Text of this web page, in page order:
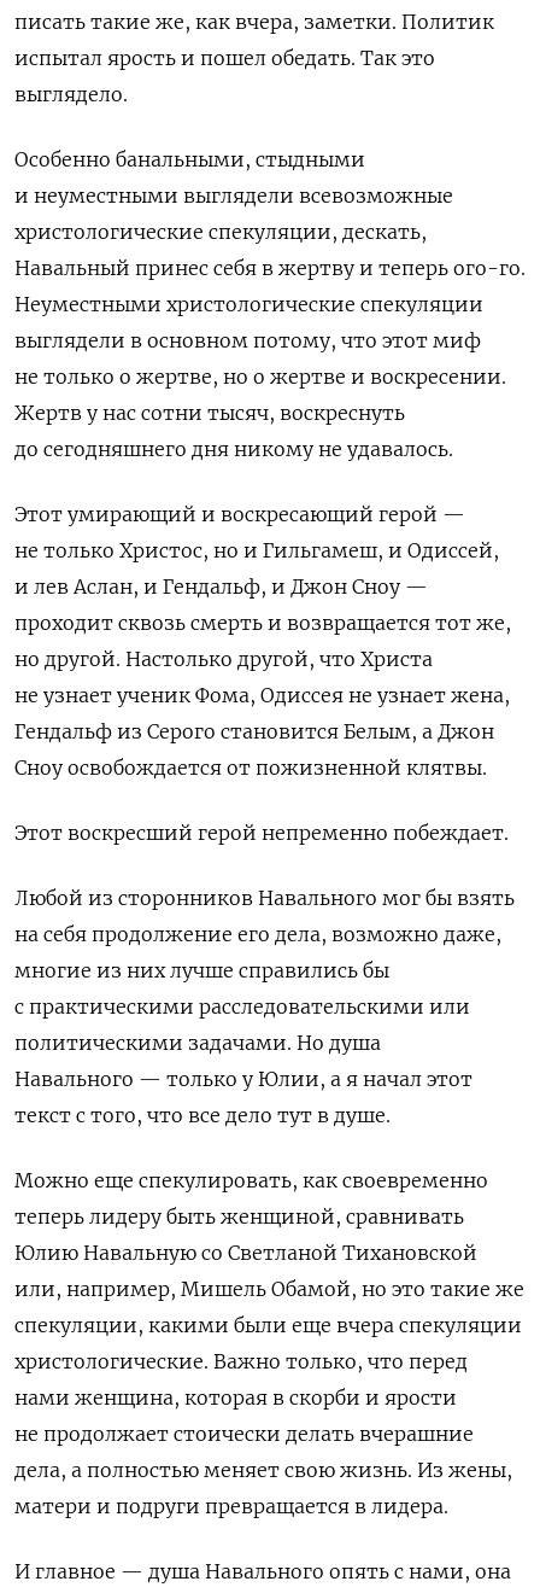
писать такие же, как вчера, заметки. Политик
испытал ярость и пошел обедать. Так это
выглядело.
Особенно банальными, стыдными
и неуместными выглядели всевозможные
христологические спекуляции, дескать,
Навальный принес себя в жертву и теперь ого-го.
Неуместными христологические спекуляции
выглядели в основном потому, что этот миф
не только о жертве, но о жертве и воскресении.
Жертв у нас сотни тысяч, воскреснуть
до сегодняшнего дня никому не удавалось.
Этот умирающий и воскресающий герой —
не только Христос, но и Гильгамеш, и Одиссей,
и лев Аслан, и Гендальф, и Джон Сноу —
проходит сквозь смерть и возвращается тот же,
но другой. Настолько другой, что Христа
не узнает ученик Фома, Одиссея не узнает жена,
Гендальф из Серого становится Белым, а Джон
Сноу освобождается от пожизненной клятвы.
Этот воскресший герой непременно побеждает.
Любой из сторонников Навального мог бы взять
на себя продолжение его дела, возможно даже,
многие из них лучше справились бы
с практическими расследовательскими или
политическими задачами. Но душа
Навального — только у Юлии, а я начал этот
текст с того, что все дело тут в душе.
Можно еще спекулировать, как своевременно
теперь лидеру быть женщиной, сравнивать
Юлию Навальную со Светланой Тихановской
или, например, Мишель Обамой, но это такие же
спекуляции, какими были еще вчера спекуляции
христологические. Важно только, что перед
нами женщина, которая в скорби и ярости
не продолжает стоически делать вчерашние
дела, а полностью меняет свою жизнь. Из жены,
матери и подруги превращается в лидера.
И главное — душа Навального опять с нами, она